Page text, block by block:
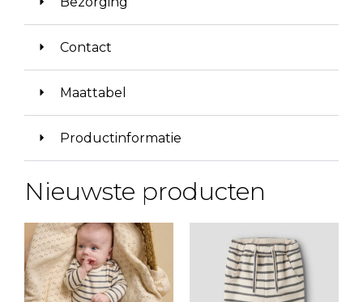
Contact
Maattabel
Productinformatie
Nieuwste producten